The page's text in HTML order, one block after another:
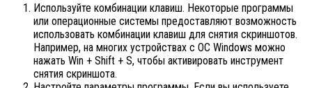
Используйте комбинации клавиш. Некоторые программы
или операционные системы предоставляют возможность
использовать комбинации клавиш для снятия скриншотов.
Например, на многих устройствах с ОС Windows можно
нажать Win + Shift + S, чтобы активировать инструмент
снятия скриншота.